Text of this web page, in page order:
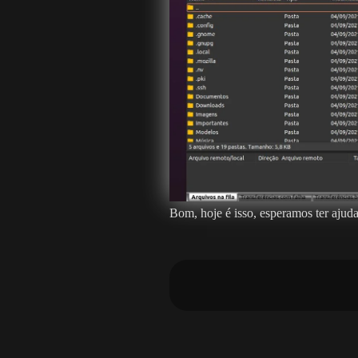
Bom, hoje é isso, esperamos ter